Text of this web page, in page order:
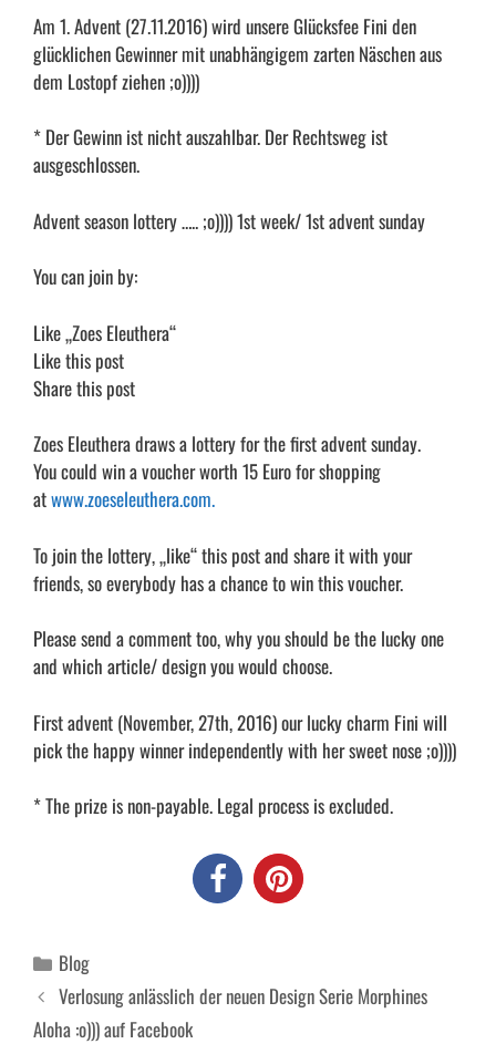
Am 1. Advent (27.11.2016) wird unsere Glücksfee Fini den
glücklichen Gewinner mit unabhängigem zarten Näschen aus
dem Lostopf ziehen ;o))))
* Der Gewinn ist nicht auszahlbar. Der Rechtsweg ist
ausgeschlossen.
Advent season lottery ….. ;o)))) 1st week/ 1st advent sunday
You can join by:
Like „Zoes Eleuthera“
Like this post
Share this post
Zoes Eleuthera draws a lottery for the first advent sunday.
You could win a voucher worth 15 Euro for shopping
atwww.zoeseleuthera.com.
To join the lottery, „like“ this post and share it with your
friends, so everybody has a chance to win this voucher.
Please send a comment too, why you should be the lucky one
and which article/ design you would choose.
First advent (November, 27th, 2016) our lucky charm Fini will
pick the happy winner independently with her sweet nose ;o))))
* The prize is non-payable. Legal process is excluded.
Kategorien
Blog
Verlosung anlässlich der neuen Design Serie Morphines
Aloha :o))) auf Facebook